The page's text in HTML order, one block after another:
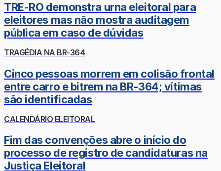
TRE-RO demonstra urna eleitoral para
eleitores mas não mostra auditagem
pública em caso de dúvidas
TRAGÉDIA NA BR-364
Cinco pessoas morrem em colisão frontal
entre carro e bitrem na BR-364; vítimas
são identificadas
CALENDÁRIO ELEITORAL
Fim das convenções abre o início do
processo de registro de candidaturas na
Justiça Eleitoral